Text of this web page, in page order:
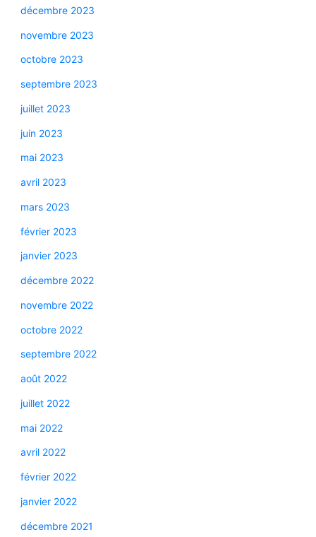
décembre 2023
novembre 2023
octobre 2023
septembre 2023
juillet 2023
juin 2023
mai 2023
avril 2023
mars 2023
février 2023
janvier 2023
décembre 2022
novembre 2022
octobre 2022
septembre 2022
août 2022
juillet 2022
mai 2022
avril 2022
février 2022
janvier 2022
décembre 2021